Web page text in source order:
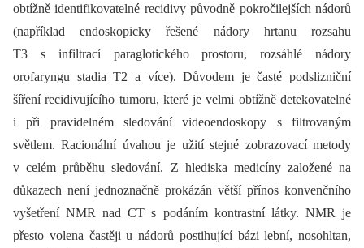
obtížně identifikovatelné recidivy původně pokročilejších nádorů
(například endoskopicky řešené nádory hrtanu rozsahu
T3 s infiltrací paraglotického prostoru, rozsáhlé nádory
orofaryngu stadia T2 a více). Důvodem je časté podslizniční
šíření recidivujícího tumoru, které je velmi obtížně detekovatelné
i při pravidelném sledování videoendoskopy s filtrovaným
světlem. Racionální úvahou je užití stejné zobrazovací metody
v celém průběhu sledování. Z hlediska medicíny založené na
důkazech není jednoznačně prokázán větší přínos konvenčního
vyšetření NMR nad CT s podáním kontrastní látky. NMR je
přesto volena častěji u nádorů postihující bázi lební, nosohltan,